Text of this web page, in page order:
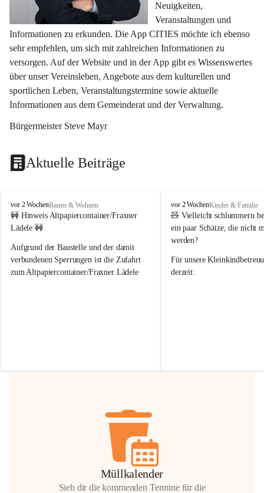
Neuigkeiten,
Veranstaltungen und
Informationen zu erkunden. Die App CITIES möchte ich ebenso
sehr empfehlen, um sich mit zahlreichen Informationen zu
versorgen. Auf der Website und in der App gibt es Wissenswertes
über unser Vereinsleben, Angebote aus dem kulturellen und
sportlichen Leben, Veranstaltungstermine sowie aktuelle
Informationen aus dem Gemeinderat und der Verwaltung.
Bürgermeister Steve Mayr
Aktuelle Beiträge
F
r
a
e
r
n
vor 2 WochenBauen & Wohnen
🚧 Hinweis Altpapiercontainer/Fraxner
Lädele 🚧
Aufgrund der Baustelle und der damit
verbundenen Sperrungen ist die Zufahrt
zum Altpapiercontainer/Fraxner Lädele
Hilfsbereitschaft!
F
r
a
x
r
n
vor 2 WochenKinder & Familie
🧸 Vielleicht schlummern
ein paar Schätze, die nicht
werden?
Für unsere
derzeit:
Müllkalender
Sieh dir die kommenden Termine für die